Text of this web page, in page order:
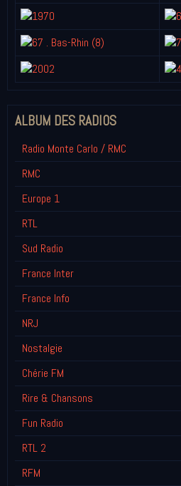
ALBUM DES RADIOS
Radio Monte Carlo / RMC
RMC
Europe 1
RTL
Sud Radio
France Inter
France Info
NRJ
Nostalgie
Chérie FM
Rire & Chansons
Fun Radio
RTL 2
RFM